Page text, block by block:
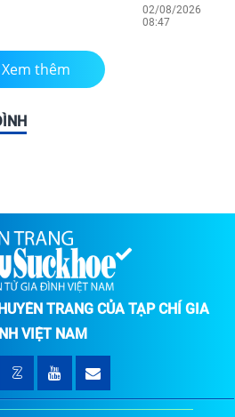
02/08/2026
08:47
Xem thêm
TRANG CỦA TẠP CHÍ GIA
VIỆT NAM